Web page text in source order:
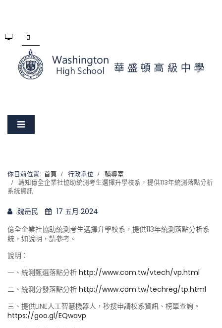
你目前位置: 首頁 行政單位
輔導室
轉知億全企業社協助統測考生選擇升學校系，提供113年統測落點分析
系統資訊
魏岳民
17 五月 2024
億全企業社協助統測考生選擇升學校系，提供113年統測落點分析系
統，如說明，請參考。
說明：
一、統測甄選落點分析 http://www.com.tw/vtech/vp.html
二、統測分發落點分析 http://www.com.tw/techreg/tp.html
三、提供LINE人工智慧機器人，秒搜申請校系資訊、榜單查詢。
https://goo.gl/EQwavp